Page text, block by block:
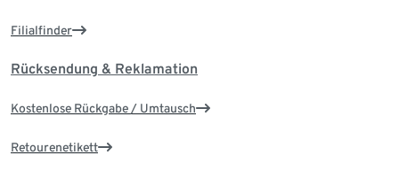
Filialfinder
Rücksendung & Reklamation
Kostenlose Rückgabe / Umtausch
Retourenetikett